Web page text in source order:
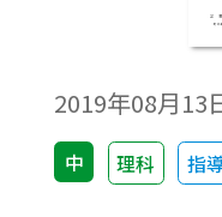
2019年08月13
中 理科 指